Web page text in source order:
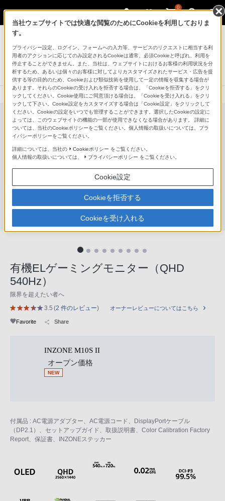
0
ゲーミングギア INZONE™（インゾーン）
有機ELゲーミングモニター（QHD 540Hz）
INZONE M10S II
NEW 新発売
有機ELゲーミングモニター（QHD
540Hz）
限界を超えたい者へ
3.5 (2 件のレビュー) オーナーレビューについてはこちら
Favorite Share
INZONE M10S II
オープン価格
NEW
付属品 : AC電源アダプター、AC電源コード、DisplayPortケーブル
（DP2.1）、セットアップガイド、取扱説明書、Color Calibration Factory
Report、保証書、INZONEステッカー
当社ウェブサイトでは快適な閲覧のためにCookieを利用しておりま
す。
プライバシー設定、ログイン、フォームへの入力等、サービスのリクエストに相当する利
用者のアクションに応じてのみ設定されるCookieは通常、必須Cookieと呼ばれ、利用を
停止することができません。また、当社は、ウェブサイトにおけるお客様の利用状況を分
析するため、あるいは個々のお客様に対してよりカスタマイズされたサービス・広告を提
供する等の目的のため、Cookieおよび類似技術を使用して一定の情報を収集する場合が
あります。それらのCookieの受け入れを拒否する場合は、「Cookieを拒否する」をクリ
ックしてください。Cookie使用にご同意頂ける場合は、「Cookieを受け入れる」をクリ
ックして下さい。Cookie設定をカスタマイズする場合は「Cookie設定」をクリックして
ください。Cookieの設定をいつでも管理することができます。選択したCookieの設定に
よっては、このウェブサイトの機能の一部が使用できなくなる場合があります。 詳細に
ついては、当社のCookieポリシーをご覧ください。個人情報の取扱いについては、プラ
イバシーポリシーをご覧ください。
詳細については、当社の Cookieポリシー をご覧ください。
個人情報の取扱いについては、
プライバシーポリシー をご覧ください。
Cookie設定
Cookieを拒否する
Cookieを受け入れる